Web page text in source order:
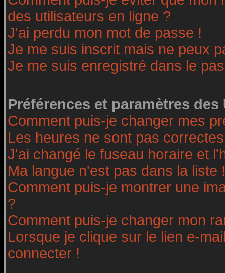
des utilisateurs en ligne ?
J'ai perdu mon mot de passe !
Je me suis inscrit mais ne peux
Je me suis enregistré dans le
Préférences et paramètres
Comment puis-je changer mes
Les heures ne sont pas
J'ai changé le fuseau horaire et
Ma langue n'est pas dans la liste !
Comment puis-je montrer une
?
Comment puis-je changer mon
Lorsque je clique sur le lien e-
connecter !